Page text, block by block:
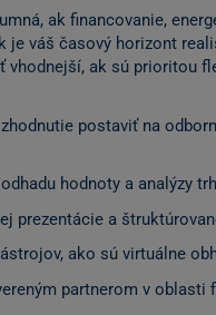
ak financovanie,
je váš časový horizont
vhodnejší, ak sú prioritou
postaviť na
hodnoty a analýzy
prezentácie a
ako sú virtuálne
partnerom v oblasti